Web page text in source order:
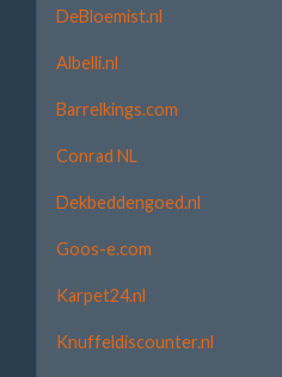
DeBloemist.nl
Albelli.nl
Barrelkings.com
Conrad NL
Dekbeddengoed.nl
Goos-e.com
Karpet24.nl
Knuffeldiscounter.nl